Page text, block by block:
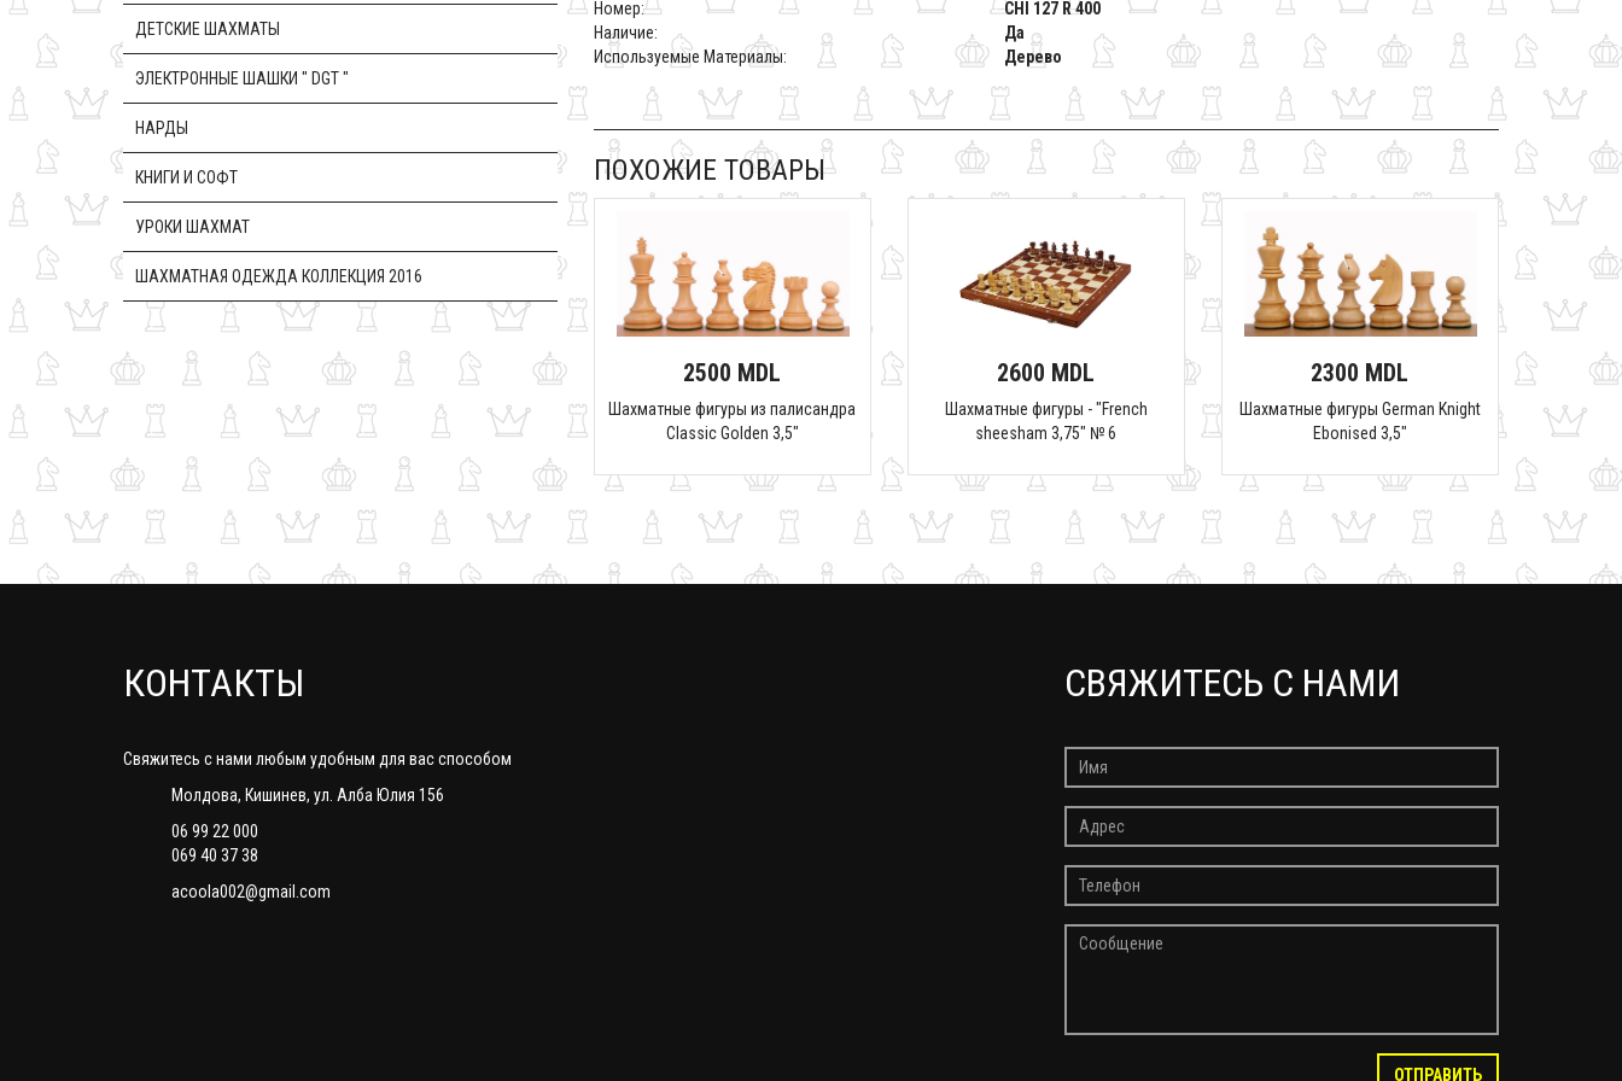
ДЕТСКИЕ ШАХМАТЫ
ЭЛЕКТРОННЫЕ ШАШКИ " DGT "
НАРДЫ
КНИГИ И СОФТ
УРОКИ ШАХМАТ
ШАХМАТНАЯ ОДЕЖДА КОЛЛЕКЦИЯ 2016
Номер:
CHI 127 R 400
Наличие:
Да
Используемые Материалы:
Дерево
ПОХОЖИЕ ТОВАРЫ
2500 MDL
Шахматные фигуры из палисандра
Classic Golden 3,5"
2600 MDL
Шахматные фигуры - "French
sheesham 3,75" № 6
2300 MDL
Шахматные фигуры German Knight
Ebonised 3,5"
КОНТАКТЫ
Свяжитесь с нами любым удобным для вас способом
Молдова, Кишинев, ул. Алба Юлия 156
06 99 22 000
069 40 37 38
acoola002@gmail.com
СВЯЖИТЕСЬ С НАМИ
ОТПРАВИТЬ